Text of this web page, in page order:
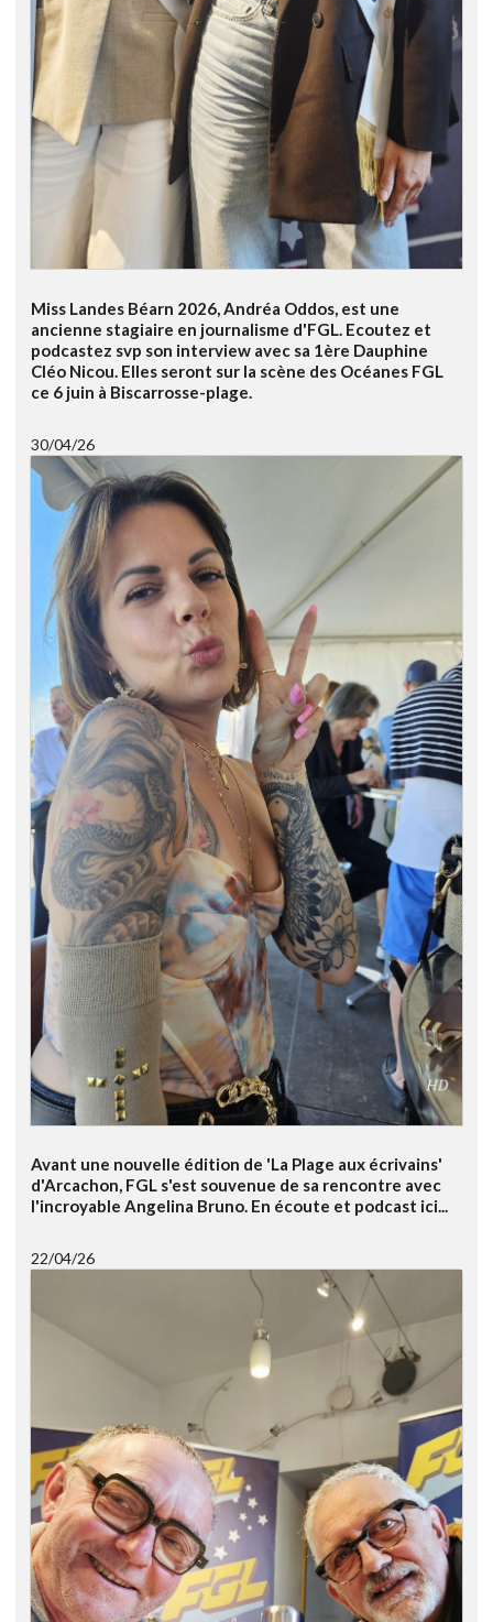
Miss Landes Béarn 2026, Andréa Oddos, est une
ancienne stagiaire en journalisme d'FGL. Ecoutez et
podcastez svp son interview avec sa 1ère Dauphine
Cléo Nicou. Elles seront sur la scène des Océanes FGL
ce 6 juin à Biscarrosse-plage.
30/04/26
Avant une nouvelle édition de 'La Plage aux écrivains'
d'Arcachon, FGL s'est souvenue de sa rencontre avec
l'incroyable Angelina Bruno. En écoute et podcast ici...
22/04/26